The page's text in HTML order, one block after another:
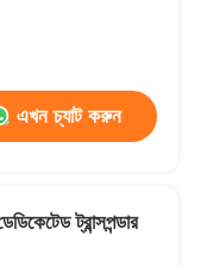
এখন চ্যাট করুন
ট্রান্সপন্ডার